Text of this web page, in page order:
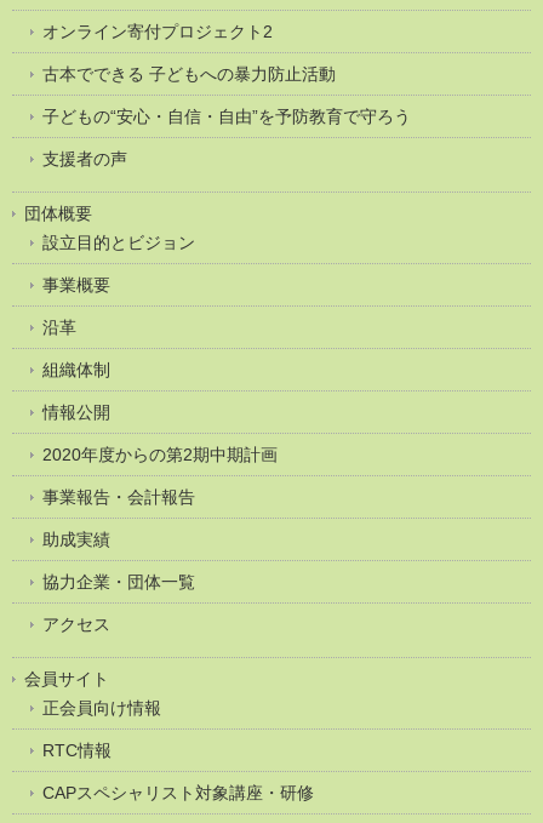
オンライン寄付プロジェクト2
古本でできる 子どもへの暴力防止活動
子どもの“安心・自信・自由”を予防教育で守ろう
支援者の声
団体概要
設立目的とビジョン
事業概要
沿革
組織体制
情報公開
2020年度からの第2期中期計画
事業報告・会計報告
助成実績
協力企業・団体一覧
アクセス
会員サイト
正会員向け情報
RTC情報
CAPスペシャリスト対象講座・研修